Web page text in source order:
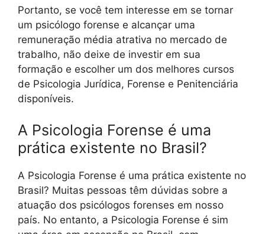
Portanto, se você tem interesse em se tornar
um psicólogo forense e alcançar uma
remuneração média atrativa no mercado de
trabalho, não deixe de investir em sua
formação e escolher um dos melhores cursos
de Psicologia Jurídica, Forense e Penitenciária
disponíveis.
A Psicologia Forense é uma
prática existente no Brasil?
A Psicologia Forense é uma prática existente no
Brasil? Muitas pessoas têm dúvidas sobre a
atuação dos psicólogos forenses em nosso
país. No entanto, a Psicologia Forense é sim